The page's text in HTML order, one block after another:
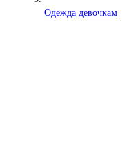
Одежда девочкам